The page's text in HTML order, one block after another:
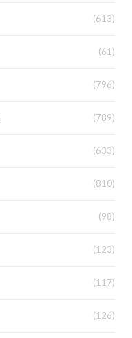
(613)
(61)
(796)
(789)
(633)
(810)
(98)
(123)
(117)
(126)